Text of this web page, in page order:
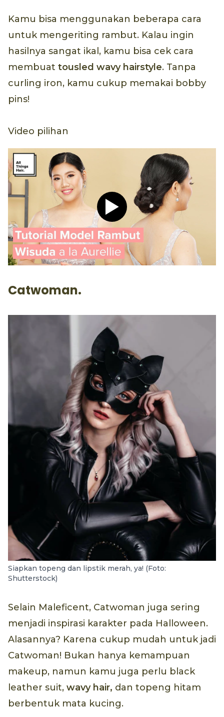
Kamu bisa menggunakan beberapa cara
untuk mengeriting rambut. Kalau ingin
hasilnya sangat ikal, kamu bisa cek cara
membuat tousled wavy hairstyle. Tanpa
curling iron, kamu cukup memakai bobby
pins!
Video pilihan
Play video Tutorial Hijab
Catwoman.
Siapkan topeng dan lipstik merah, ya! (Foto:
Shutterstock)
Selain Maleficent, Catwoman juga sering
menjadi inspirasi karakter pada Halloween.
Alasannya? Karena cukup mudah untuk jadi
Catwoman! Bukan hanya kemampuan
makeup, namun kamu juga perlu black
leather suit, wavy hair, dan topeng hitam
berbentuk mata kucing.